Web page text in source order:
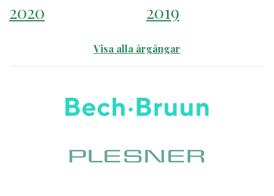
2020
2019
Visa alla årgångar